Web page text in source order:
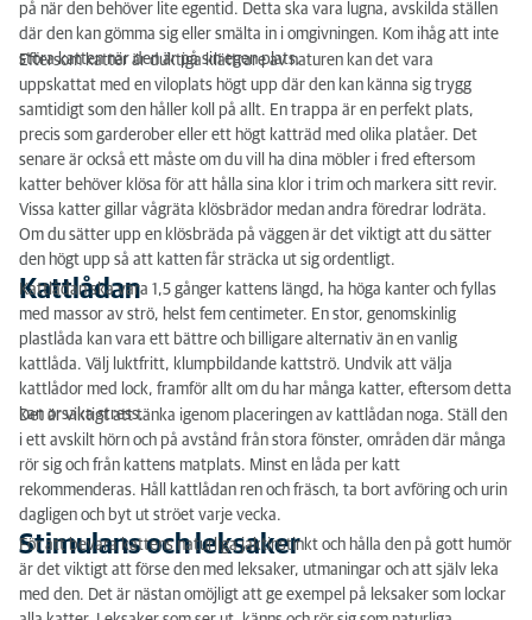
på när den behöver lite egentid. Detta ska vara lugna, avskilda ställen
där den kan gömma sig eller smälta in i omgivningen. Kom ihåg att inte
störa katten när den är på sin egen plats.
Eftersom katter är duktiga klättrare av naturen kan det vara
uppskattat med en viloplats högt upp där den kan känna sig trygg
samtidigt som den håller koll på allt. En trappa är en perfekt plats,
precis som garderober eller ett högt katträd med olika platåer. Det
senare är också ett måste om du vill ha dina möbler i fred eftersom
katter behöver klösa för att hålla sina klor i trim och markera sitt revir.
Vissa katter gillar vågräta klösbrädor medan andra föredrar lodräta.
Om du sätter upp en klösbräda på väggen är det viktigt att du sätter
den högt upp så att katten får sträcka ut sig ordentligt.
Kattlådan
Kattlådan ska vara 1,5 gånger kattens längd, ha höga kanter och fyllas
med massor av strö, helst fem centimeter. En stor, genomskinlig
plastlåda kan vara ett bättre och billigare alternativ än en vanlig
kattlåda. Välj luktfritt, klumpbildande kattströ. Undvik att välja
kattlådor med lock, framför allt om du har många katter, eftersom detta
kan orsaka stress.
Det är viktigt att tänka igenom placeringen av kattlådan noga. Ställ den
i ett avskilt hörn och på avstånd från stora fönster, områden där många
rör sig och från kattens matplats. Minst en låda per katt
rekommenderas. Håll kattlådan ren och fräsch, ta bort avföring och urin
dagligen och byt ut ströet varje vecka.
Stimulans och leksaker
För att bevara kattens naturliga jaktinstinkt och hålla den på gott humör
är det viktigt att förse den med leksaker, utmaningar och att själv leka
med den. Det är nästan omöjligt att ge exempel på leksaker som lockar